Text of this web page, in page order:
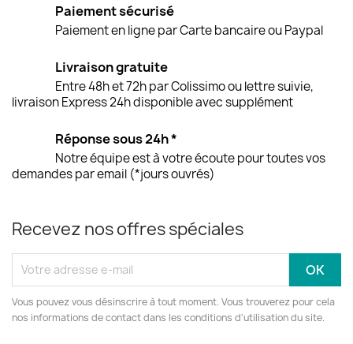
Paiement sécurisé
Paiement en ligne par Carte bancaire ou Paypal
Livraison gratuite
Entre 48h et 72h par Colissimo ou lettre suivie,
livraison Express 24h disponible avec supplément
Réponse sous 24h *
Notre équipe est à votre écoute pour toutes vos
demandes par email (*jours ouvrés)
Recevez nos offres spéciales
Vous pouvez vous désinscrire à tout moment. Vous trouverez pour cela
nos informations de contact dans les conditions d'utilisation du site.